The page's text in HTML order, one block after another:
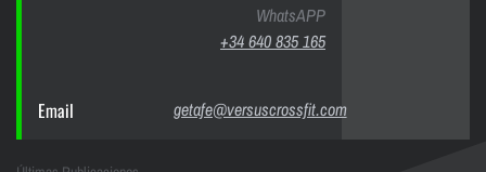
WhatsAPP
+34 640 835 165
Email getafe@versuscrossfit.com